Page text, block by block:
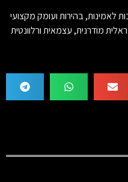
לאמינות, בהירות ועומק מקצועי
מודרנית, עצמאית ורלוונטית